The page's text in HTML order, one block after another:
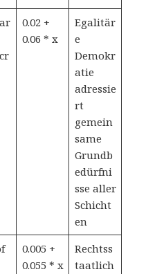
0.02 +
0.06 * x
Egalitär
e
Demokr
atie
adressie
rt
gemein
same
Grundb
edürfni
sse aller
Schicht
en
0.005 +
0.055 * x
Rechtss
taatlich